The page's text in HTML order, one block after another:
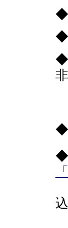
◆
◆
◆
◆
◆